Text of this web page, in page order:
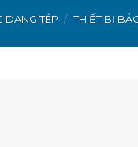
DẠNG TÉP / THIẾT BỊ